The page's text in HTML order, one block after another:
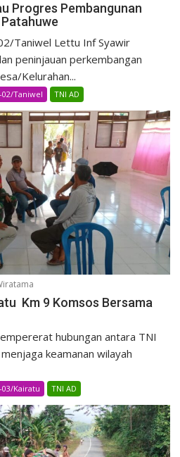
Progres Pembangunan
Taniwel Lettu Inf Syawir
peninjauan perkembangan
Kelurahan...
02/Taniwel TNI AD
Km 9 Komsos Bersama
hubungan antara TNI
keamanan wilayah
Kairatu TNI AD